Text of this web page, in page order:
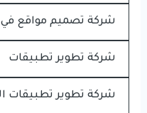
شركة تصميم مواقع
شركة تطوير تطبيقات
شركة تطوير تطبيقات